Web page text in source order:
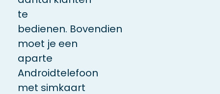
te
bedienen. Bovendien
moet je een
aparte
Androidtelefoon
met simkaart